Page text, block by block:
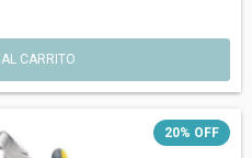
20% OFF